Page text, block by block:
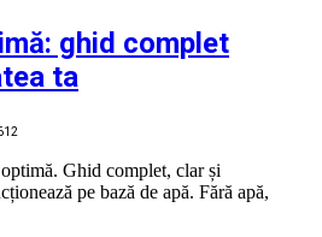
ghid complet
ta
12
Ghid complet, clar și
pe bază de apă. Fără apă,